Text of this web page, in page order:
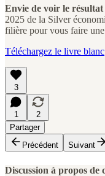
Envie de voir le résultat
2025 de la Silver
filière pour vous faire
Téléchargez le livre blanc
3
1
2
Partager
Précédent
Suivant
Discussion à propos de